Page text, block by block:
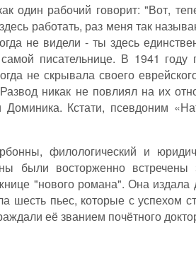
один рабочий говорит: "Вот,
работать, раз меня так
не видели - ты здесь
писательнице. В 1941
не скрывала своего
Развод никак не повлиял на их
Кстати, псевдоним
филологический и
были восторженно
"нового романа". Она
шесть пьес, которые с успехом
её званием почётного